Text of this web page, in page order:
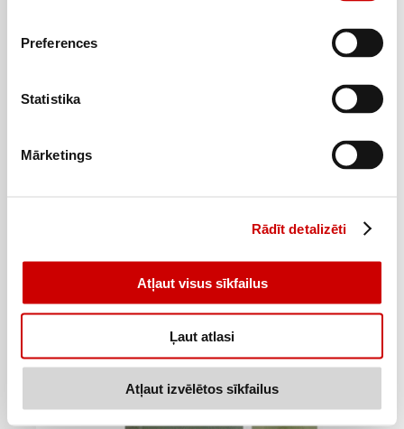
Preferences
Statistika
Mārketings
Rādīt detalizēti
Atļaut visus sīkfailus
Ļaut atlasi
Atļaut izvēlētos sīkfailus
NEUTROGENA Hydro Boost gels sejas tīrīšanai, 200ml
40,45€/l